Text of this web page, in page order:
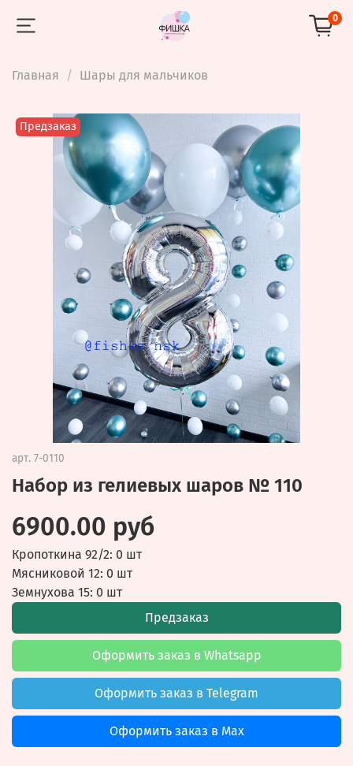
0
Главная Шары для мальчиков
Предзаказ
арт. 7-0110
Набор из гелиевых шаров № 110
6900.00 руб
Кропоткина 92/2: 0 шт
Мясниковой 12: 0 шт
Земнухова 15: 0 шт
Предзаказ
Оформить заказ в Whatsapp
Оформить заказ в Telegram
Оформить заказ в Max